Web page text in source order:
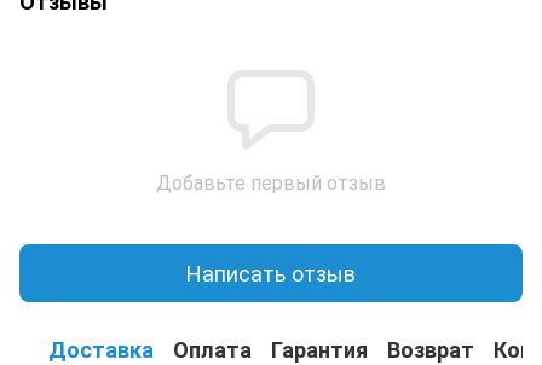
Добавьте первый отзыв
Написать отзыв
Доставка Оплата Гарантия Возврат